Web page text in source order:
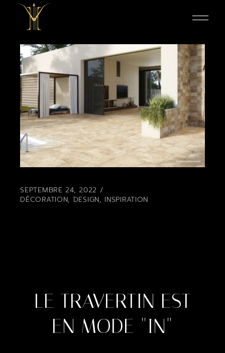
SEPTEMBRE 24, 2022
DÉCORATION, DESIGN, INSPIRATION
« IN »
LE TRAVERTIN EST
EN MODE "IN"